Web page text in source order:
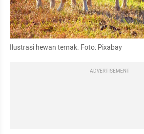
Ilustrasi hewan ternak. Foto: Pixabay
ADVERTISEMENT